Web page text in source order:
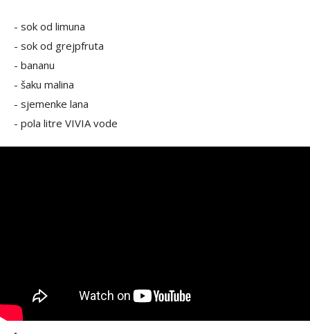
- sok od limuna
- sok od grejpfruta
- bananu
- šaku malina
- sjemenke lana
- pola litre VIVIA vode